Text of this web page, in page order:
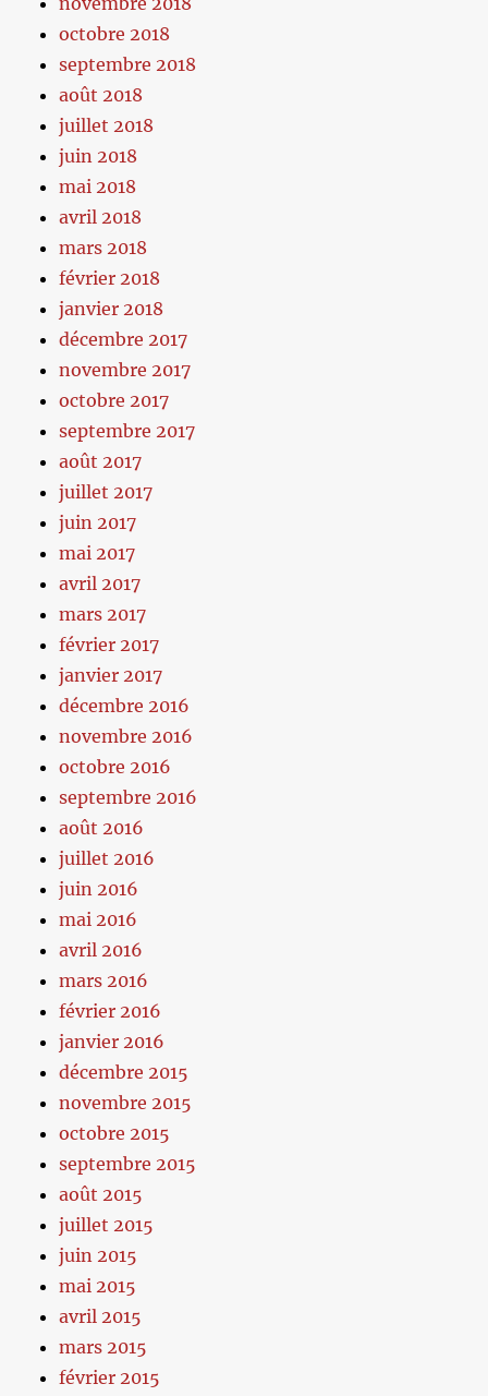
octobre 2018
septembre 2018
août 2018
juillet 2018
juin 2018
mai 2018
avril 2018
mars 2018
février 2018
janvier 2018
décembre 2017
novembre 2017
octobre 2017
septembre 2017
août 2017
juillet 2017
juin 2017
mai 2017
avril 2017
mars 2017
février 2017
janvier 2017
décembre 2016
novembre 2016
octobre 2016
septembre 2016
août 2016
juillet 2016
juin 2016
mai 2016
avril 2016
mars 2016
février 2016
janvier 2016
décembre 2015
novembre 2015
octobre 2015
septembre 2015
août 2015
juillet 2015
juin 2015
mai 2015
avril 2015
mars 2015
février 2015